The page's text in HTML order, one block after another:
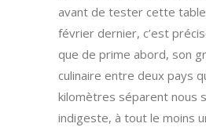
avant de tester cette
février dernier, c’est
que de prime abord, son
culinaire entre deux pays
kilomètres séparent nous
indigeste, à tout le moins